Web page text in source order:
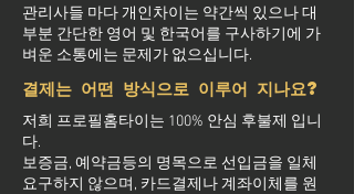
관리사들 마다 개인차이는 약간씩 있으나 대
부분 간단한 영어 및 한국어를 구사하기에 가
벼운 소통에는 문제가 없으십니다.
결제는 어떤 방식으로 이루어 지나요?
저희 프로필홈타이는 100% 안심 후불제 입니
다.
보증금, 예약금등의 명목으로 선입금을 일체
요구하지 않으며, 카드결제나 계좌이체를 원